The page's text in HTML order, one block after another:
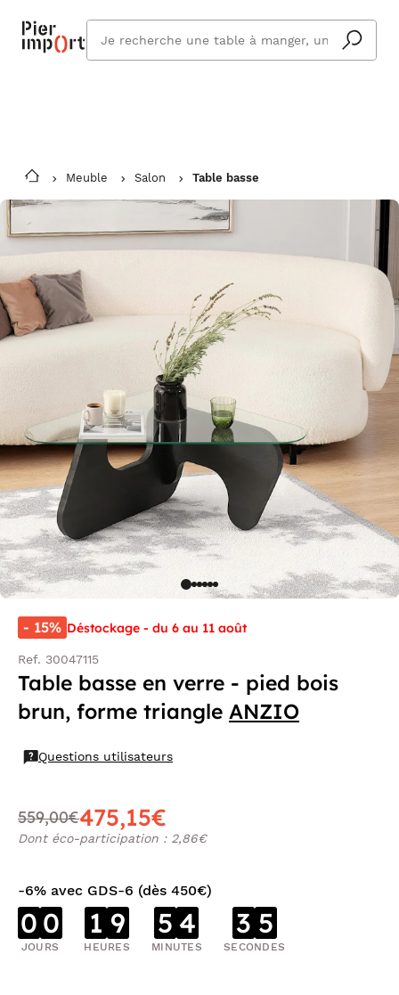
Vous êtes absent ? Pier Import s'adapte
et vous livre à votre retour.
En savoir plus
cherchez
vous ?
Meuble Salon Table basse
- 15% Déstockage - du 6 au 11 août
Ref. 30047115
Table basse en verre - pied bois
brun, forme triangle ANZIO
Questions utilisateurs
559,00€475,15€
Dont éco-participation : 2,86€
-6% avec GDS-6 (dès 450€)
0 0
JOURS
1 9
HEURES
5 4
MINUTES
3 4
SECONDES